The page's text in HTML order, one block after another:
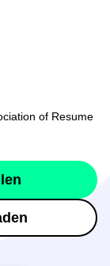
of Resume